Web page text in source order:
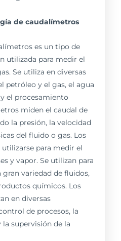
de caudalímetros
es un tipo de
utilizada para medir el
Se utiliza en diversas
petróleo y el gas, el agua
el procesamiento
miden el caudal de
la presión, la velocidad
del fluido o gas. Los
para medir el
y vapor. Se utilizan para
variedad de fluidos,
químicos. Los
en diversas
de procesos, la
supervisión de la